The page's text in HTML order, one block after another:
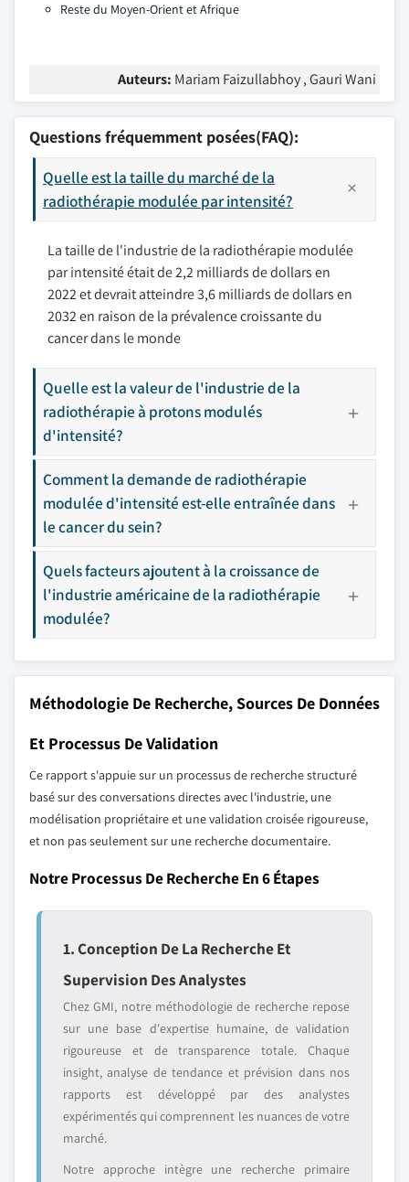
Reste du Moyen-Orient et Afrique
Auteurs: Mariam Faizullabhoy , Gauri Wani
Questions fréquemment posées(FAQ):
Quelle est la taille du marché de la
radiothérapie modulée par intensité?
La taille de l'industrie de la radiothérapie modulée
par intensité était de 2,2 milliards de dollars en
2022 et devrait atteindre 3,6 milliards de dollars en
2032 en raison de la prévalence croissante du
cancer dans le monde
Quelle est la valeur de l'industrie de la
radiothérapie à protons modulés
d'intensité?
Comment la demande de radiothérapie
modulée d'intensité est-elle entraînée dans
le cancer du sein?
Quels facteurs ajoutent à la croissance de
l'industrie américaine de la radiothérapie
modulée?
Méthodologie De Recherche, Sources De Données
Et Processus De Validation
Ce rapport s'appuie sur un processus de recherche structuré
basé sur des conversations directes avec l'industrie, une
modélisation propriétaire et une validation croisée rigoureuse,
et non pas seulement sur une recherche documentaire.
Notre Processus De Recherche En 6 Étapes
1. Conception De La Recherche Et
Supervision Des Analystes
Chez GMI, notre méthodologie de recherche repose
sur une base d'expertise humaine, de validation
rigoureuse et de transparence totale. Chaque
insight, analyse de tendance et prévision dans nos
rapports est développé par des analystes
expérimentés qui comprennent les nuances de votre
marché.
Notre approche intègre une recherche primaire